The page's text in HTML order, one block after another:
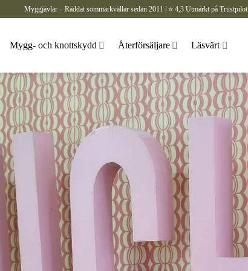
Myggjävlar – Räddat sommarkvällar sedan 2011 | ⭐ 4,3 Utmärkt på Trustpilot
Mygg- och knottskydd Återförsäljare Läsvärt